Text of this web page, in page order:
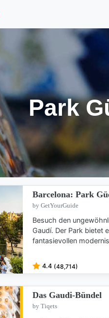
Park
Barcelona: Park
by GetYourGuide
Besuch den
Gaudí. Der Park bietet
fantasievollen
4.4 (48,714)
Das Gaudi-Bündel
by Tiqets